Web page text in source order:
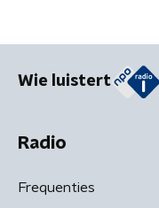
Wie luistert
Radio
Frequenties